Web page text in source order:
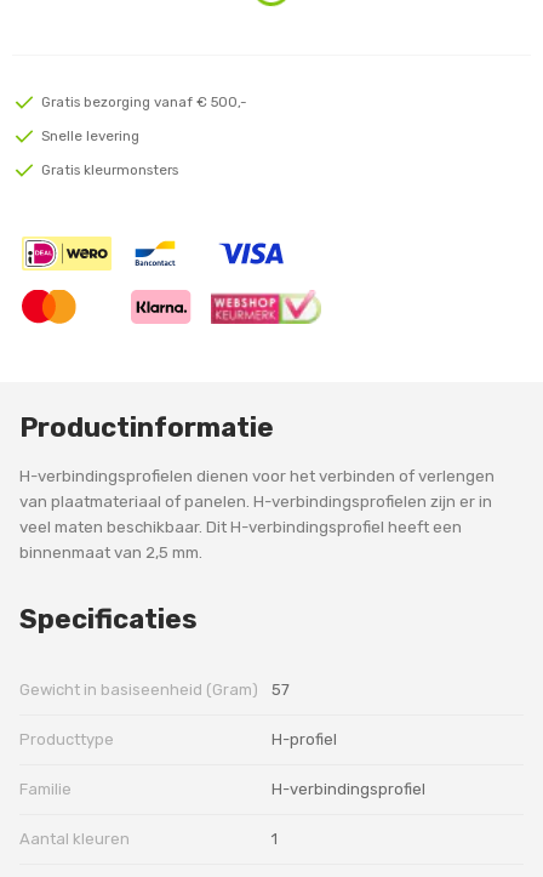
Gratis bezorging vanaf € 500,-
Snelle levering
Gratis kleurmonsters
Productinformatie
H-verbindingsprofielen dienen voor het verbinden of verlengen
van plaatmateriaal of panelen. H-verbindingsprofielen zijn er in
veel maten beschikbaar. Dit H-verbindingsprofiel heeft een
binnenmaat van 2,5 mm.
Specificaties
Gewicht in basiseenheid (Gram) 57
Producttype H-profiel
Familie H-verbindingsprofiel
Aantal kleuren 1